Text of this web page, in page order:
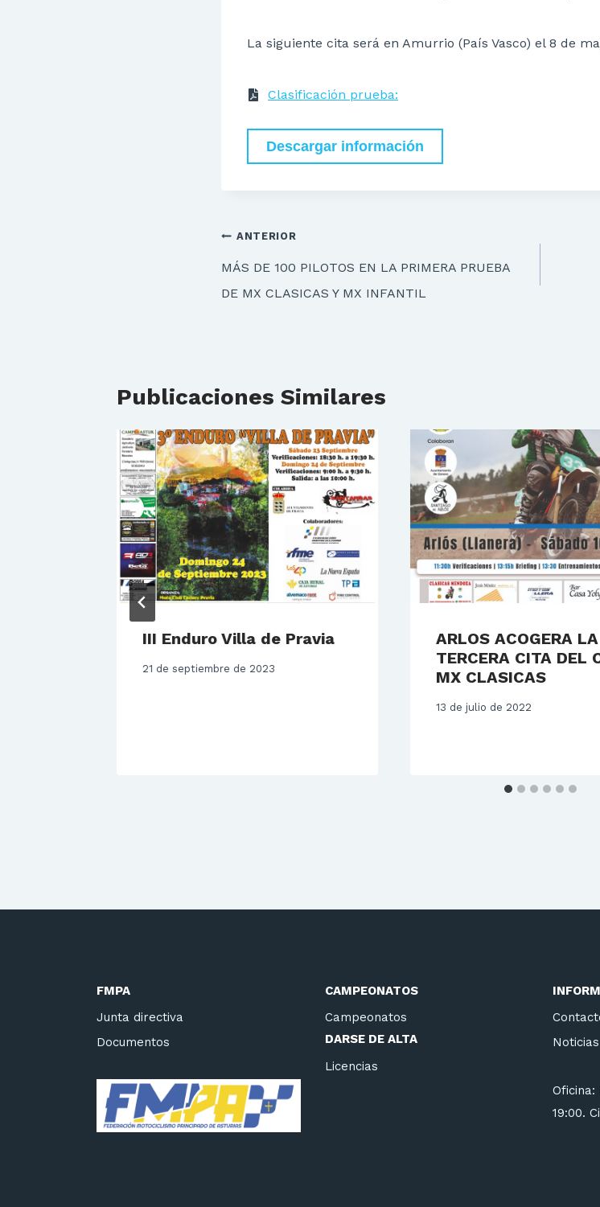
La siguiente cita será en Amurrio (País Vasco) el 8 de
Clasificación prueba:
Descargar información
Navegación
de
entradas
ANTERIOR
MÁS DE 100 PILOTOS EN LA PRIMERA PRUEBA
DE MX CLASICAS Y MX INFANTIL
Publicaciones Similares
III Enduro Villa de Pravia
21 de septiembre de 2023
ARLOS ACOGERA LA
TERCERA CITA DEL
MX CLASICAS
13 de julio de 2022
FMPA
Junta directiva
Documentos
CAMPEONATOS
Campeonatos
DARSE DE ALTA
Licencias
Noticias
Oficina:
19:00.